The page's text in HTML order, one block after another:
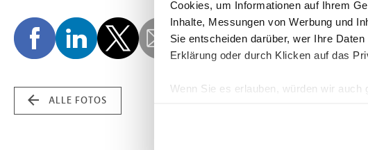
Cookies, um Informationen auf Ihrem
Inhalte, Messungen von Werbung und
Sie entscheiden darüber, wer Ihre
Erklärung oder durch Klicken auf das
Wenn Sie es erlauben, würden wir auch
Erfahren Sie mehr darüber, wie Ihre
ALLE FOTOS